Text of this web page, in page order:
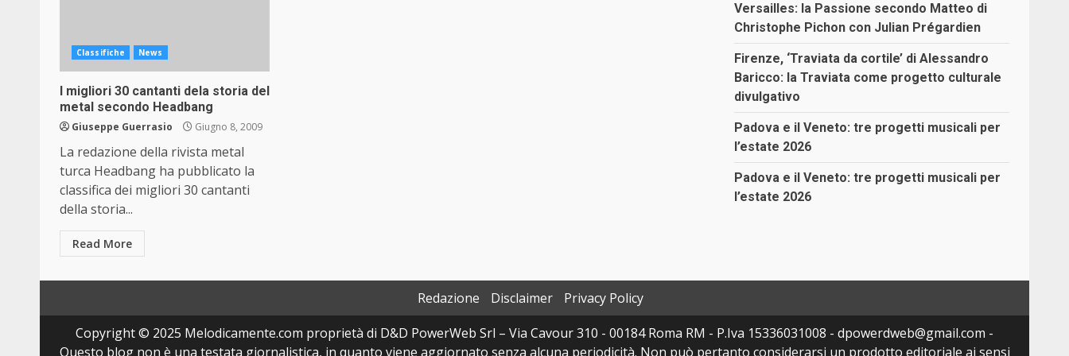
Classifiche News
I migliori 30 cantanti dela storia del
metal secondo Headbang
Giuseppe Guerrasio Giugno 8, 2009
La redazione della rivista metal
turca Headbang ha pubblicato la
classifica dei migliori 30 cantanti
della storia...
Read More
Versailles: la Passione secondo Matteo di
Christophe Pichon con Julian Prégardien
Firenze, ‘Traviata da cortile’ di Alessandro
Baricco: la Traviata come progetto culturale
divulgativo
Padova e il Veneto: tre progetti musicali per
l’estate 2026
Padova e il Veneto: tre progetti musicali per
l’estate 2026
Redazione Disclaimer
Privacy Policy
Copyright © 2025 Melodicamente.com proprietà di D&D PowerWeb Srl – Via Cavour 310 - 00184 Roma RM - P.Iva 15336031008 - dpowerdweb@gmail.com -
Questo blog non è una testata giornalistica, in quanto viene aggiornato senza alcuna periodicità. Non può pertanto considerarsi un prodotto editoriale ai sensi